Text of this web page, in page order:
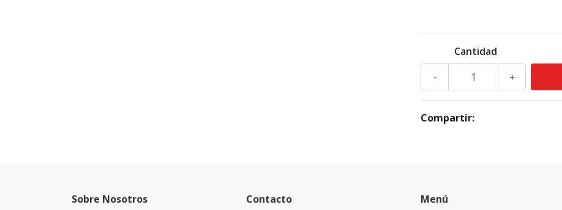
Cantidad
+
-
Compartir:
Sobre Nosotros Contacto Menú